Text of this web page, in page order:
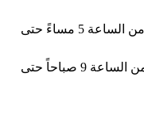
• مركز NMC الطبي، كورنيش البحيرة من الساعة 5 مساءً حتى
• مستشفى إن إم سي رويال الشارقة من الساعة 9 صباحاً حتى